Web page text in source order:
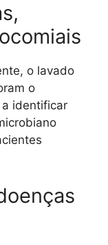
o lavado
o
identificar